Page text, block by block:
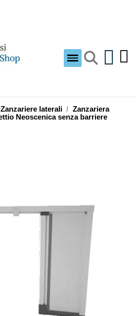
Zanzariere laterali
Zanzariera
Neoscenica senza barriere